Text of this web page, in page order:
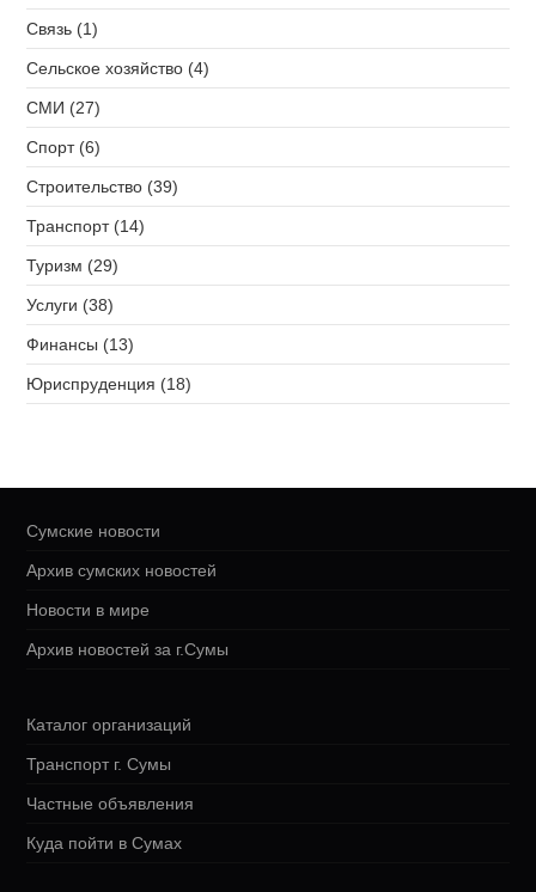
Связь (1)
Сельское хозяйство (4)
СМИ (27)
Спорт (6)
Строительство (39)
Транспорт (14)
Туризм (29)
Услуги (38)
Финансы (13)
Юриспруденция (18)
Сумские новости
Архив сумских новостей
Новости в мире
Архив новостей за г.Сумы
Каталог организаций
Транспорт г. Сумы
Частные объявления
Куда пойти в Сумах